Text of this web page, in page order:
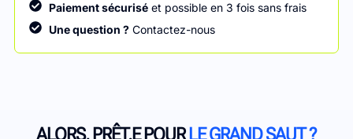
Paiement sécuriséet possible en 3 fois sans frais
Une question ?Contactez-nous
ALORS, PRÊT.E POUR LE GRAND SAUT ?